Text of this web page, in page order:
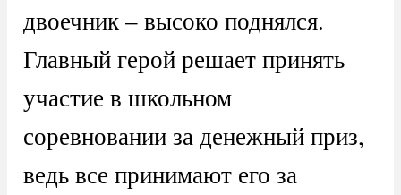
двоечник – высоко поднялся.
Главный герой решает принять
участие в школьном
соревновании за денежный приз,
ведь все принимают его за